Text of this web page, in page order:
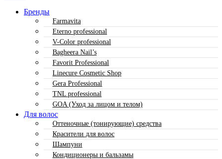
Бренды
Farmavita
Eterno professional
V-Color professional
Bagheera Nail’s
Favorit Professional
Linecure Cosmetic Shop
Gera Professional
TNL professional
GOA (Уход за лицом и телом)
Для волос
Оттеночные (тонирующие) средства
Красители для волос
Шампуни
Кондиционеры и бальзамы